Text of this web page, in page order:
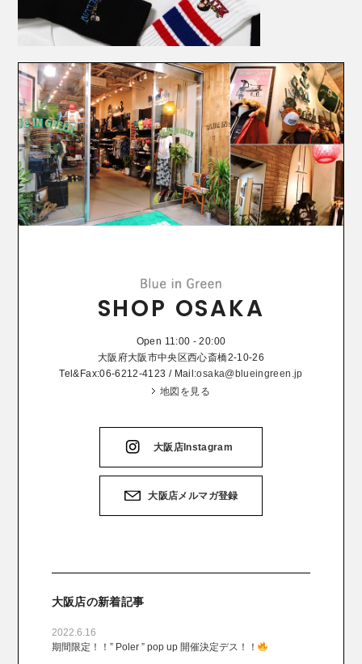
SHOP OSAKA
Open 11:00 - 20:00
大阪府大阪市中央区西心斎橋2-10-26
Tel&Fax:06-6212-4123 / Mail:osaka@blueingreen.jp
地図を見る
大阪店Instagram
大阪店メルマガ登録
大阪店の新着記事
2022.6.16
期間限定！！” Poler ” pop up 開催決定デス！！